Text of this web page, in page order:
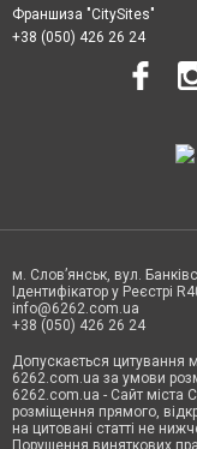
Франшиза "CitySites"
+38 (050) 426 26 24
м. Слов’янськ, вул.
Ідентифікатор у Реєстрі
info@6262.com.ua
+38 (050) 426 26 24
Допускається цитування
6262.com.ua за умови
6262.com.ua - Сайт міста
розміщення прямого,
на цитовані статті не
Порушення виняткових